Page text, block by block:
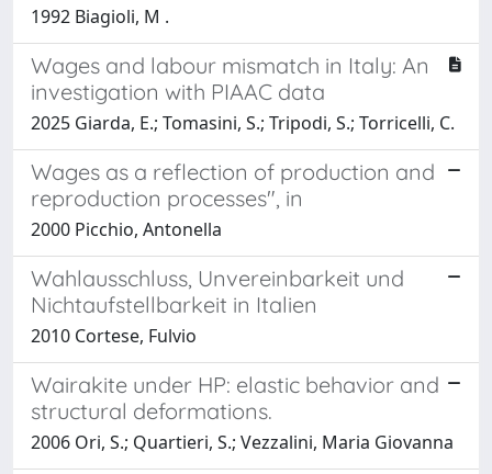
1992 Biagioli, M .
Wages and labour mismatch in Italy: An
investigation with PIAAC data
2025 Giarda, E.; Tomasini, S.; Tripodi, S.; Torricelli, C.
Wages as a reflection of production and
reproduction processes", in
2000 Picchio, Antonella
Wahlausschluss, Unvereinbarkeit und
Nichtaufstellbarkeit in Italien
2010 Cortese, Fulvio
Wairakite under HP: elastic behavior and
structural deformations.
2006 Ori, S.; Quartieri, S.; Vezzalini, Maria Giovanna